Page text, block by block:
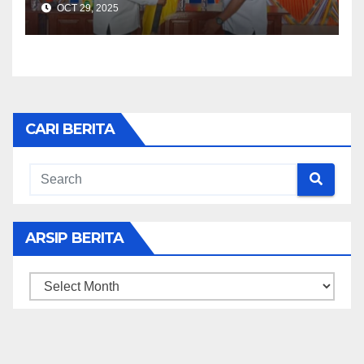
OCT 29, 2025
CARI BERITA
ARSIP BERITA
ARSIP